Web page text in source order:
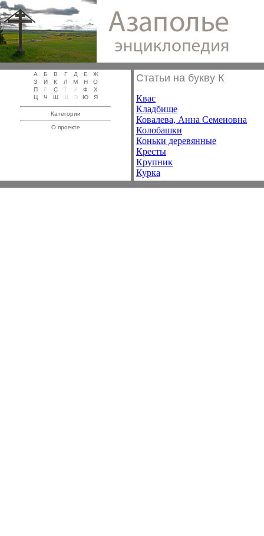
А Б В Г Д Е
Ж
З
И К Л М Н
О
П
Р С Т У Ф
Х
Ц
Ч Ш Щ Э Ю Я
Категории
О проекте
Статьи на букву К
Квас
Кладбище
Ковалева, Анна Семеновна
Колобашки
Коньки деревянные
Кресты
Крупник
Курка